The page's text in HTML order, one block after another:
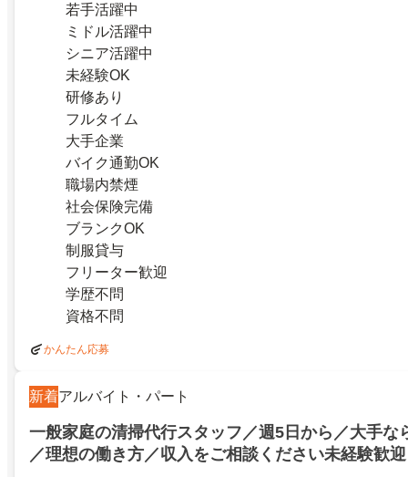
若手活躍中
ミドル活躍中
シニア活躍中
未経験OK
研修あり
フルタイム
大手企業
バイク通勤OK
職場内禁煙
社会保険完備
ブランクOK
制服貸与
フリーター歓迎
学歴不問
資格不問
かんたん応募
新着アルバイト・パート
一般家庭の清掃代行スタッフ／週5日から／大手な
／理想の働き方／収入をご相談ください未経験歓